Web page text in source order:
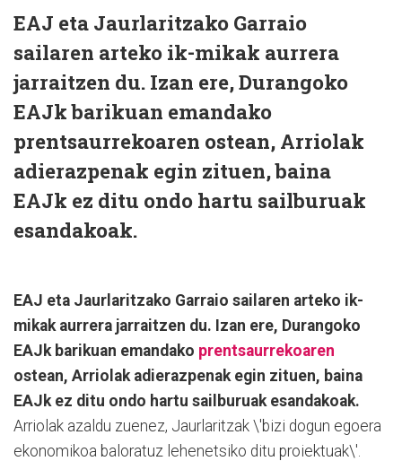
EAJ eta Jaurlaritzako Garraio
sailaren arteko ik-mikak aurrera
jarraitzen du. Izan ere, Durangoko
EAJk barikuan emandako
prentsaurrekoaren ostean, Arriolak
adierazpenak egin zituen, baina
EAJk ez ditu ondo hartu sailburuak
esandakoak.
EAJ eta Jaurlaritzako Garraio sailaren arteko ik-
mikak aurrera jarraitzen du. Izan ere, Durangoko
EAJk barikuan emandako prentsaurrekoaren
ostean, Arriolak adierazpenak egin zituen, baina
EAJk ez ditu ondo hartu sailburuak esandakoak.
Arriolak azaldu zuenez, Jaurlaritzak \'bizi dogun egoera
ekonomikoa baloratuz lehenetsiko ditu proiektuak\'.